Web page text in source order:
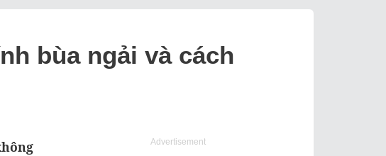
bùa ngải và cách
Advertisement